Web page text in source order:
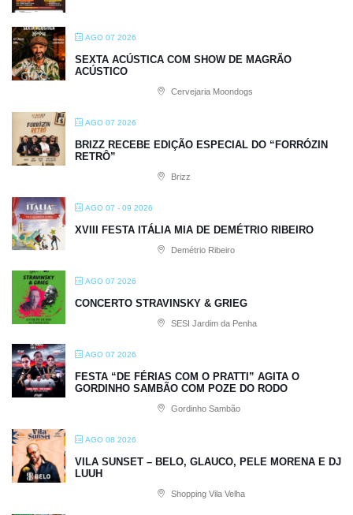
AGO 07 2026
SEXTA ACÚSTICA COM SHOW DE MAGRÃO
ACÚSTICO
Cervejaria Moondogs
AGO 07 2026
BRIZZ RECEBE EDIÇÃO ESPECIAL DO “FORRÓZIN
RETRÔ”
Brizz
AGO 07 - 09 2026
XVIII FESTA ITÁLIA MIA DE DEMÉTRIO RIBEIRO
Demétrio Ribeiro
AGO 07 2026
CONCERTO STRAVINSKY & GRIEG
SESI Jardim da Penha
AGO 07 2026
FESTA “DE FÉRIAS COM O PRATTI” AGITA O
GORDINHO SAMBÃO COM POZE DO RODO
Gordinho Sambão
AGO 08 2026
VILA SUNSET – BELO, GLAUCO, PELE MORENA E DJ
LUUH
Shopping Vila Velha